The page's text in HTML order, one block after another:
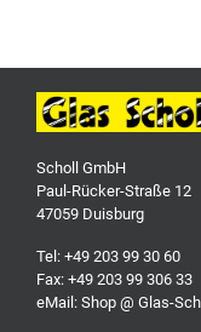
Scholl GmbH
Paul-Rücker-Straße 12
47059 Duisburg
Tel: +49 203 99 30 60
Fax: +49 203 99 306 33
eMail: Shop @ Glas-